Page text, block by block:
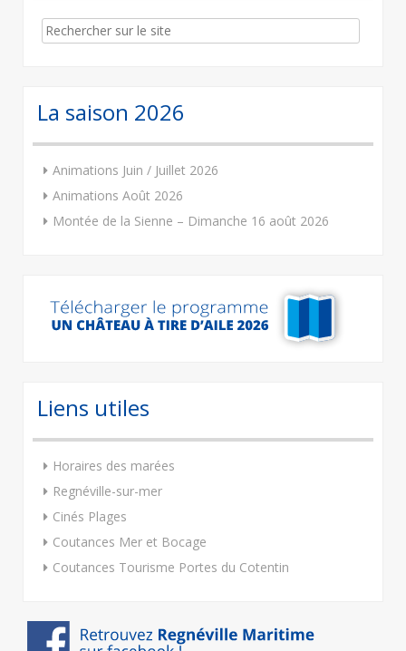
Search
for:
La saison 2026
Animations Juin / Juillet 2026
Animations Août 2026
Montée de la Sienne – Dimanche 16 août 2026
Liens utiles
Horaires des marées
Regnéville-sur-mer
Cinés Plages
Coutances Mer et Bocage
Coutances Tourisme Portes du Cotentin